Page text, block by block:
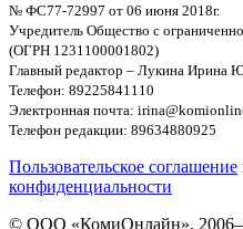
№ ФС77-72997 от 06 июня 2018г.
Учредитель Общество с
(ОГРН 1231100001802)
Главный редактор – Лукина Ирина
Телефон: 89225841110
Электронная почта:
Телефон редакции: 89634880925
Пользовательское соглашение
конфиденциальности
© ООО «КомиОнлайн»,